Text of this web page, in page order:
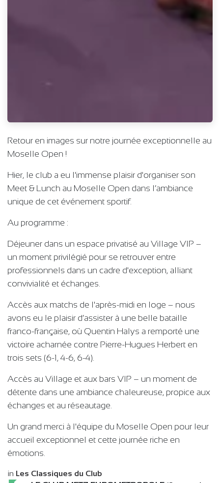
Retour en images sur notre journée exceptionnelle au
Moselle Open !
Hier, le club a eu l'immense plaisir d'organiser son
Meet & Lunch au Moselle Open dans l’ambiance
unique de cet événement sportif.
Au programme :
Déjeuner dans un espace privatisé au Village VIP –
un moment privilégié pour se retrouver entre
professionnels dans un cadre d'exception, alliant
convivialité et échanges.
Accès aux matchs de l'après-midi en loge – nous
avons eu le plaisir d’assister à une belle bataille
franco-française, où Quentin Halys a remporté une
victoire acharnée contre Pierre-Hugues Herbert en
trois sets (6-1, 4-6, 6-4).
Accès au Village et aux bars VIP – un moment de
détente dans une ambiance chaleureuse, propice aux
échanges et au réseautage.
Un grand merci à l'équipe du Moselle Open pour leur
accueil exceptionnel et cette journée riche en
émotions.
in Les Classiques du Club